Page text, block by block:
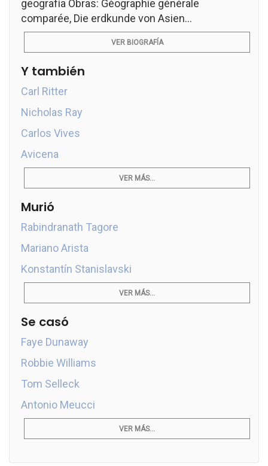
geografía Obras: Géographie générale
comparée, Die erdkunde von Asien...
VER BIOGRAFÍA
Y también
Carl Ritter
Nicholas Ray
Carlos Vives
Avicena
VER MÁS...
Murió
Rabindranath Tagore
Mariano Arista
Konstantín Stanislavski
VER MÁS...
Se casó
Faye Dunaway
Robbie Williams
Tom Selleck
Antonio Meucci
VER MÁS...